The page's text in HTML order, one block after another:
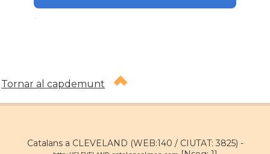
Tornar al capdemunt
Catalans a CLEVELAND (WEB:140 / CIUTAT: 3825) -